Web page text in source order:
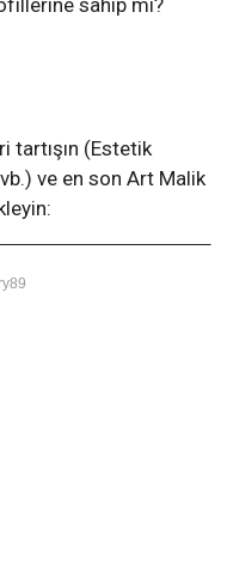
tartışın (Estetik
ve en son Art Malik